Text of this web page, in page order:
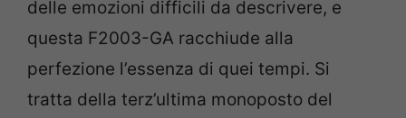
delle emozioni difficili da descrivere, e
questa F2003-GA racchiude alla
perfezione l’essenza di quei tempi. Si
tratta della terz’ultima monoposto del